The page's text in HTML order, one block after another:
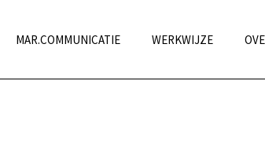
MAR.COMMUNICATIE WERKWIJZE